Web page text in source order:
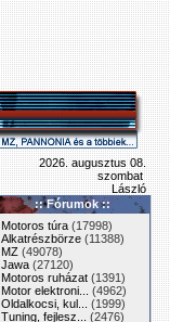
2026. augusztus 08.
szombat
László
:: Fórumok ::
Motoros túra (17998)
Alkatrészbörze (11388)
MZ (49078)
Jawa (27120)
Motoros ruházat (1391)
Motor elektroni...
(4962)
Oldalkocsi, kul...
(1999)
Tuning, fejlesz...
(2476)